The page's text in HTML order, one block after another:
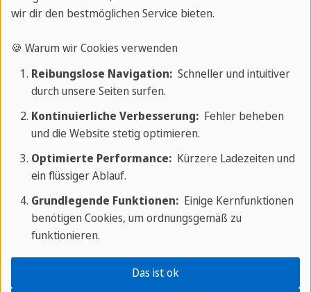
immer noch freudig begrüßten Feierlichkeiten am
Du hast Interesse daran, England hautnah
kennenzulernen? Dann reise doch nach England und
kombiniere deinen Ausflug mit einem Englischkurs.
Auf diese Weise lernst du nicht nur etwas Neues
über die Kultur und Geschichte Englands, sondern
auch die englische Sprache und erlebst vielleicht
sogar die Feierlichkeiten der Guys Fawkes Night
mit eigenen Augen.
wir dir den bestmöglichen Service bieten.
🍪 Warum wir Cookies verwenden
Reibungslose Navigation:Schneller und intuitiver
durch unsere Seiten surfen.
Kontinuierliche Verbesserung:Fehler beheben
und die Website stetig optimieren.
Optimierte Performance:Kürzere Ladezeiten und
ein flüssiger Ablauf.
Grundlegende Funktionen:Einige Kernfunktionen
benötigen Cookies, um ordnungsgemäß zu
funktionieren.
Das ist ok